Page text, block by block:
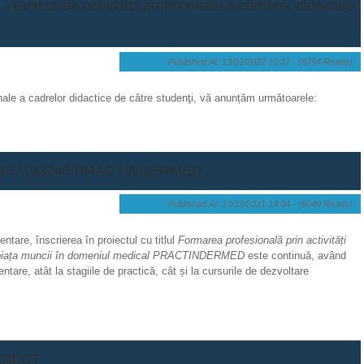
Evaluarea activității profesionale a cadrelor didactice
Published At: 13/01/2022 10:37 - (8754 Reads)
a cadrelor didactice de către studenţi, vă anunțăm următoarele:
/133248 PRACTINDERMED
Published At: 13/12/2021 14:04 - (6049 Reads)
înscrierea în proiectul cu titlul Formarea profesională prin activități
muncii în domeniul medical PRACTINDERMED este continuă, având
atât la stagiile de practică, cât și la cursurile de dezvoltare